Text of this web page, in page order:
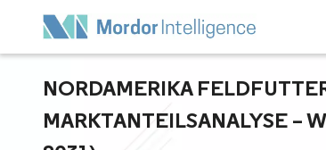
NORDAMERIKA
ARKTANTEILSANALYSE –